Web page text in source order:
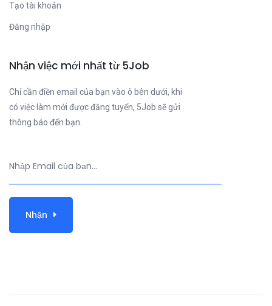
Tạo tài khoản
Đăng nhập
Nhận việc mới nhất từ 5Job
Chỉ cần điền email của bạn vào ô bên dưới, khi
có việc làm mới được đăng tuyển, 5Job sẽ gửi
thông báo đến bạn.
Nhận